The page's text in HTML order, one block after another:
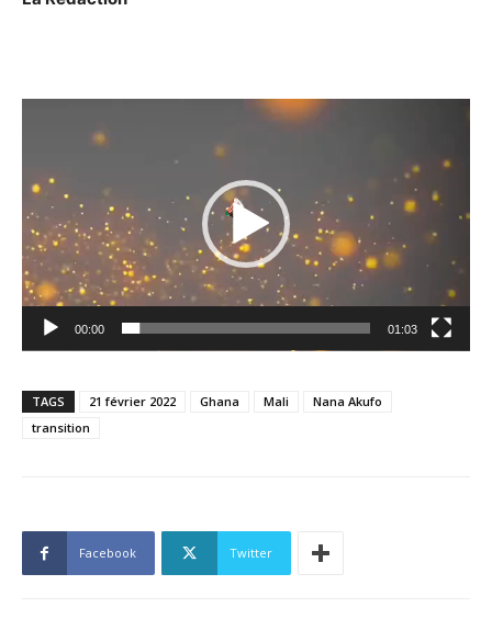
Lecteur
00:00 01:03
TAGS 21 février 2022 Ghana Mali
Nana Akufo
transition
Facebook Twitter